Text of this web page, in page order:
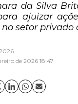
da Silva
ajuizar
no setor
de 2026 18:47